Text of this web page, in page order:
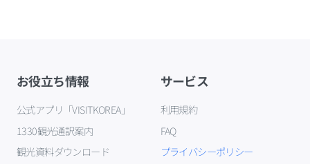
お役立ち情報
公式アプリ「VISITKOREA」
1330観光通訳案内
観光資料ダウンロード
サービス
利用規約
FAQ
プライバシーポリシー